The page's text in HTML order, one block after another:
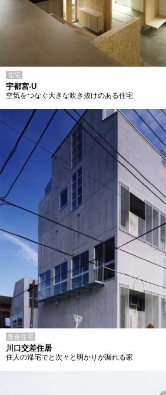
住宅
宇都宮-U
空気をつなぐ大きな吹き抜けのある住宅
集合住宅
川口交差住居
住人の帰宅でと次々と明かりが漏れる家